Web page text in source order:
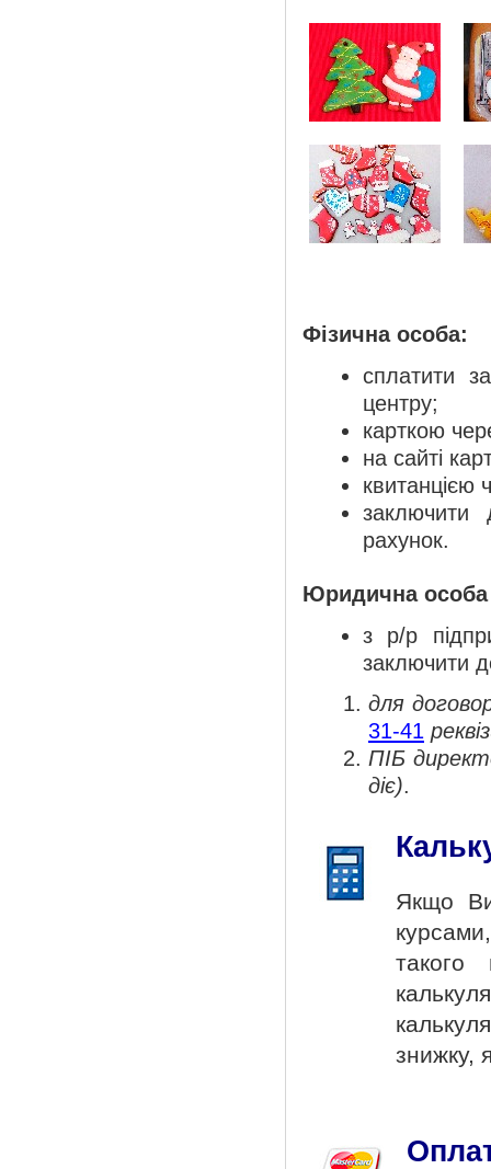
Фізична особа:
сплатити
центру;
карткою
на сайті
квитанцією
заключити
рахунок.
Юридична особа
з р/р
заключити
для
31-41
ПІБ
діє).
Якщо
такого
знижку,